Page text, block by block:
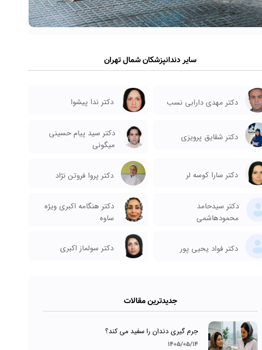
سایر دندانپزشکان شمال تهران
دکتر مهدی دارابی نسب دکتر ندا پیشوا
دکتر شقایق پرویزی
دکتر سید پیام حسینی
میگونی
دکتر سارا کوسه لر دکتر پروا فروتن نژاد
دکتر سیدحامد
محمودهاشمی
دکتر هنگامه اکبری ویژه
ساوه
دکتر فواد یحیی پور دکتر سولماز اکبری
جدیدترین مقالات
جرم گیری دندان را سفید می کند؟
1405/05/14